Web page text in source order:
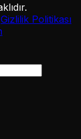
Gizlilik Politikası